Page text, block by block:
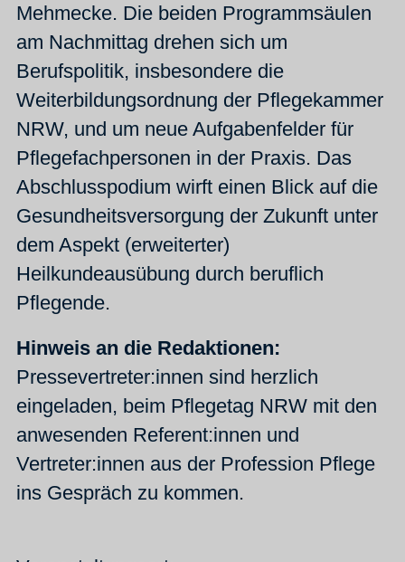
Mehmecke. Die beiden Programmsäulen
am Nachmittag drehen sich um
Berufspolitik, insbesondere die
Weiterbildungsordnung der Pflegekammer
NRW, und um neue Aufgabenfelder für
Pflegefachpersonen in der Praxis. Das
Abschlusspodium wirft einen Blick auf die
Gesundheitsversorgung der Zukunft unter
dem Aspekt (erweiterter)
Heilkundeausübung durch beruflich
Pflegende.
Hinweis an die Redaktionen:
Pressevertreter:innen sind herzlich
eingeladen, beim Pflegetag NRW mit den
anwesenden Referent:innen und
Vertreter:innen aus der Profession Pflege
ins Gespräch zu kommen.